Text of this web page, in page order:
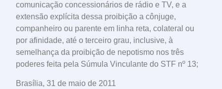
comunicação concessionários de rádio e TV, e a
extensão explícita dessa proibição a cônjuge,
companheiro ou parente em linha reta, colateral ou
por afinidade, até o terceiro grau, inclusive, à
semelhança da proibição de nepotismo nos três
poderes feita pela Súmula Vinculante do STF nº 13;
Brasília, 31 de maio de 2011